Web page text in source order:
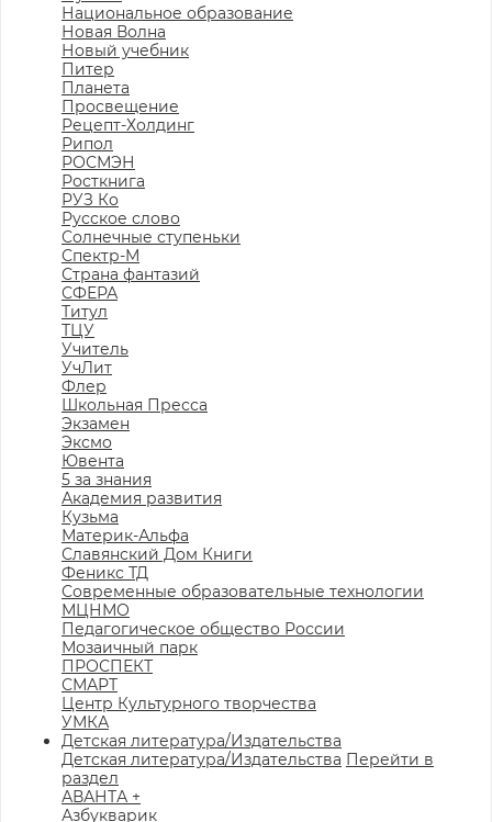
Национальное образование
Новая Волна
Новый учебник
Питер
Планета
Просвещение
Рецепт-Холдинг
Рипол
РОСМЭН
Росткнига
РУЗ Ко
Русское слово
Солнечные ступеньки
Спектр-М
Страна фантазий
СФЕРА
Титул
ТЦУ
Учитель
УчЛит
Флер
Школьная Пресса
Экзамен
Эксмо
Ювента
5 за знания
Академия развития
Кузьма
Материк-Альфа
Славянский Дом Книги
Феникс ТД
Современные образовательные технологии
МЦНМО
Педагогическое общество России
Мозаичный парк
ПРОСПЕКТ
СМАРТ
Центр Культурного творчества
УМКА
Детская литература/Издательства
Детская литература/Издательства Перейти в
раздел
АВАНТА +
Азбукварик